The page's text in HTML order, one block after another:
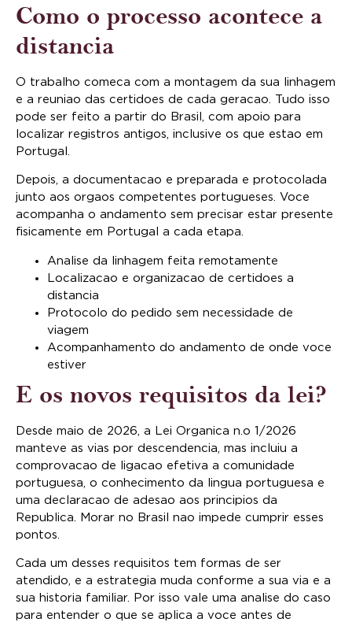
Como o processo acontece a
distancia
O trabalho comeca com a montagem da sua linhagem
e a reuniao das certidoes de cada geracao. Tudo isso
pode ser feito a partir do Brasil, com apoio para
localizar registros antigos, inclusive os que estao em
Portugal.
Depois, a documentacao e preparada e protocolada
junto aos orgaos competentes portugueses. Voce
acompanha o andamento sem precisar estar presente
fisicamente em Portugal a cada etapa.
Analise da linhagem feita remotamente
Localizacao e organizacao de certidoes a
distancia
Protocolo do pedido sem necessidade de
viagem
Acompanhamento do andamento de onde voce
estiver
E os novos requisitos da lei?
Desde maio de 2026, a Lei Organica n.o 1/2026
manteve as vias por descendencia, mas incluiu a
comprovacao de ligacao efetiva a comunidade
portuguesa, o conhecimento da lingua portuguesa e
uma declaracao de adesao aos principios da
Republica. Morar no Brasil nao impede cumprir esses
pontos.
Cada um desses requisitos tem formas de ser
atendido, e a estrategia muda conforme a sua via e a
sua historia familiar. Por isso vale uma analise do caso
para entender o que se aplica a voce antes de